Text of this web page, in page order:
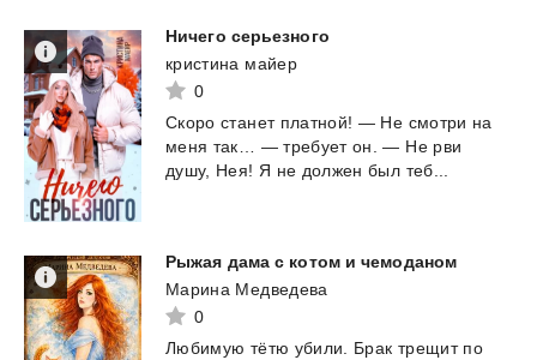
Ничего серьезного
кристина майер
0
Скоро станет платной! — Не смотри на
меня так… — требует он. — Не рви
душу, Нея! Я не должен был теб...
Рыжая дама с котом и чемоданом
Марина Медведева
0
Любимую тëтю убили. Брак трещит по